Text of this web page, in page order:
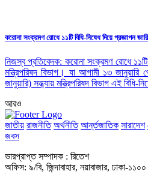
করোনা সংক্রমণ রোধে ১১টি বিধি-নিষেধ দিয়ে প্রজ্ঞাপন জারি
নিজস্ব প্রতিবেদক: করোনা সংক্রমণ রোধে ১১টি
মন্ত্রিপরিষদ বিভাগ। যা আগামী ১৩
জানুয়ারি) সন্ধ্যায় মন্ত্রিপরিষদ বিভাগ এই বিধি-
আরও
জাতীয় রাজনীতি অর্থনীতি আর্ন্তজাতিক সারাদেশ
জবস
ভারপ্রাপ্ত সম্পাদক : রিতেশ
অফিস: ৯/বি, জিন্দাবাহার, নয়াবাজার, ঢাকা-